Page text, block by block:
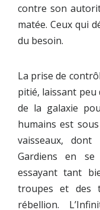
contre son
matée. Ceux qui
du besoin.
La prise de
pitié, laissant
de la galaxie
humains est
vaisseaux, dont
Gardiens en se
essayant tant
troupes et des
rébellion.